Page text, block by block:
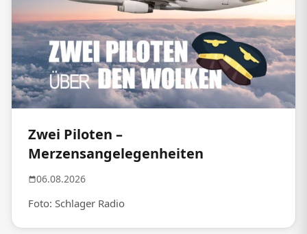
Zwei Piloten –
Merzensangelegenheiten
06.08.2026
Foto: Schlager Radio